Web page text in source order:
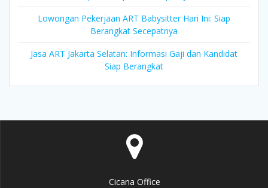
Lowongan Pekerjaan ART Babysitter Hari Ini: Siap
Berangkat Secepatnya
Jasa ART Jakarta Selatan: Informasi Gaji dan Kandidat
Siap Berangkat
Cicana Office